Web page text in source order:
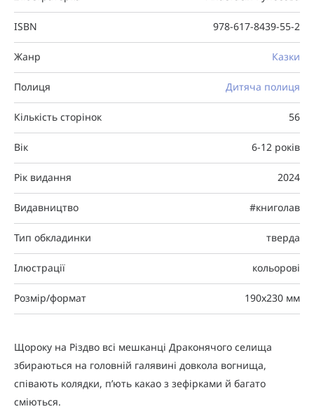
ISBN 978-617-8439-55-2
Жанр Казки
Полиця Дитяча полиця
Кількість сторінок 56
Вік 6-12 років
Рік видання 2024
Видавництво #книголав
Тип обкладинки тверда
Ілюстрації кольорові
Розмір/формат 190х230 мм
Щороку на Різдво всі мешканці Драконячого селища
збираються на головній галявині довкола вогнища,
співають колядки, п’ють какао з зефірками й багато
сміються.